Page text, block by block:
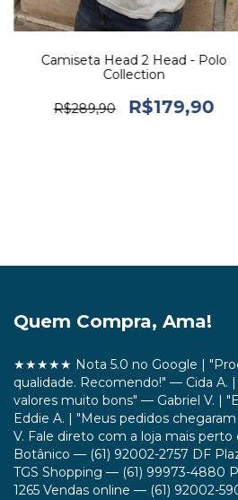
Camiseta Head 2 Head - Polo
Collection
R$289,90 R$179,90
Quem Compra, Ama!
★★★★★ Nota 5.0 no Google |
qualidade. Recomendo!" — Cida A.
valores muito bons" — Gabriel V. |
Eddie A. | "Meus pedidos
V. Fale direto com a loja mais perto
Botânico — (61) 92002-2757 DF
TGS Shopping — (61) 99973-4880
1265 Vendas online — (61) 92002-